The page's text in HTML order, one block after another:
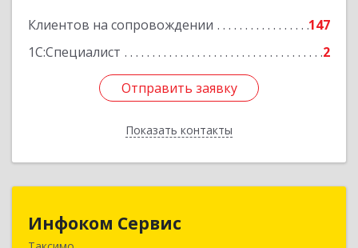
Клиентов на сопровождении
147
1С:Специалист
2
Отправить заявку
Показать контакты
Подробнее
Отправить заявку
Назад
Инфоком Сервис